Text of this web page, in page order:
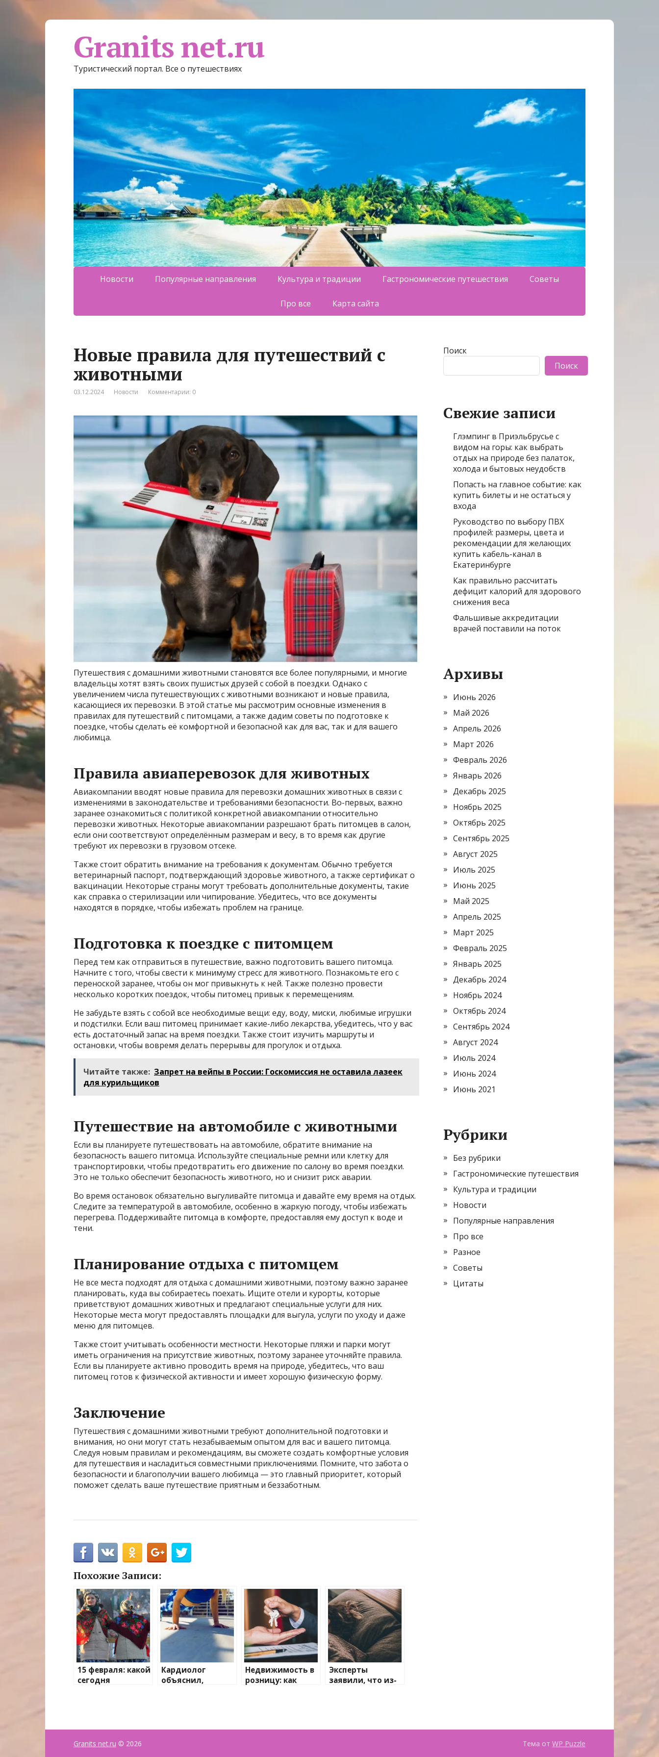
Granits net.ru
Туристический портал. Все о путешествиях
Новости Популярные направления Культура и традиции Гастрономические путешествия Советы
Про все Карта сайта
Новые правила для путешествий с
животными
03.12.2024 Новости Комментарии: 0
Путешествия с домашними животными становятся все более популярными, и многие
владельцы хотят взять своих пушистых друзей с собой в поездки. Однако с
увеличением числа путешествующих с животными возникают и новые правила,
касающиеся их перевозки. В этой статье мы рассмотрим основные изменения в
правилах для путешествий с питомцами, а также дадим советы по подготовке к
поездке, чтобы сделать её комфортной и безопасной как для вас, так и для вашего
любимца.
Правила авиаперевозок для животных
Авиакомпании вводят новые правила для перевозки домашних животных в связи с
изменениями в законодательстве и требованиями безопасности. Во-первых, важно
заранее ознакомиться с политикой конкретной авиакомпании относительно
перевозки животных. Некоторые авиакомпании разрешают брать питомцев в салон,
если они соответствуют определённым размерам и весу, в то время как другие
требуют их перевозки в грузовом отсеке.
Также стоит обратить внимание на требования к документам. Обычно требуется
ветеринарный паспорт, подтверждающий здоровье животного, а также сертификат о
вакцинации. Некоторые страны могут требовать дополнительные документы, такие
как справка о стерилизации или чипирование. Убедитесь, что все документы
находятся в порядке, чтобы избежать проблем на границе.
Подготовка к поездке с питомцем
Перед тем как отправиться в путешествие, важно подготовить вашего питомца.
Начните с того, чтобы свести к минимуму стресс для животного. Познакомьте его с
переноской заранее, чтобы он мог привыкнуть к ней. Также полезно провести
несколько коротких поездок, чтобы питомец привык к перемещениям.
Не забудьте взять с собой все необходимые вещи: еду, воду, миски, любимые игрушки
и подстилки. Если ваш питомец принимает какие-либо лекарства, убедитесь, что у вас
есть достаточный запас на время поездки. Также стоит изучить маршруты и
остановки, чтобы вовремя делать перерывы для прогулок и отдыха.
Читайте также: Запрет на вейпы в России: Госкомиссия не оставила лазеек
для курильщиков
Путешествие на автомобиле с животными
Если вы планируете путешествовать на автомобиле, обратите внимание на
безопасность вашего питомца. Используйте специальные ремни или клетку для
транспортировки, чтобы предотвратить его движение по салону во время поездки.
Это не только обеспечит безопасность животного, но и снизит риск аварии.
Во время остановок обязательно выгуливайте питомца и давайте ему время на отдых.
Следите за температурой в автомобиле, особенно в жаркую погоду, чтобы избежать
перегрева. Поддерживайте питомца в комфорте, предоставляя ему доступ к воде и
тени.
Планирование отдыха с питомцем
Не все места подходят для отдыха с домашними животными, поэтому важно заранее
планировать, куда вы собираетесь поехать. Ищите отели и курорты, которые
приветствуют домашних животных и предлагают специальные услуги для них.
Некоторые места могут предоставлять площадки для выгула, услуги по уходу и даже
меню для питомцев.
Также стоит учитывать особенности местности. Некоторые пляжи и парки могут
иметь ограничения на присутствие животных, поэтому заранее уточняйте правила.
Если вы планируете активно проводить время на природе, убедитесь, что ваш
питомец готов к физической активности и имеет хорошую физическую форму.
Заключение
Путешествия с домашними животными требуют дополнительной подготовки и
внимания, но они могут стать незабываемым опытом для вас и вашего питомца.
Следуя новым правилам и рекомендациям, вы сможете создать комфортные условия
для путешествия и насладиться совместными приключениями. Помните, что забота о
безопасности и благополучии вашего любимца — это главный приоритет, который
поможет сделать ваше путешествие приятным и беззаботным.
Похожие Записи:
15 февраля: какой
сегодня
Кардиолог
объяснил,
Недвижимость в
розницу: как
Эксперты
заявили, что из-
кожей
Поиск
Поиск
Свежие записи
Глэмпинг в Приэльбрусье с
видом на горы: как выбрать
отдых на природе без палаток,
холода и бытовых неудобств
Попасть на главное событие: как
купить билеты и не остаться у
входа
Руководство по выбору ПВХ
профилей: размеры, цвета и
рекомендации для желающих
купить кабель-канал в
Екатеринбурге
Как правильно рассчитать
дефицит калорий для здорового
снижения веса
Фальшивые аккредитации
врачей поставили на поток
Архивы
Июнь 2026
Май 2026
Апрель 2026
Март 2026
Февраль 2026
Январь 2026
Декабрь 2025
Ноябрь 2025
Октябрь 2025
Сентябрь 2025
Август 2025
Июль 2025
Июнь 2025
Май 2025
Апрель 2025
Март 2025
Февраль 2025
Январь 2025
Декабрь 2024
Ноябрь 2024
Октябрь 2024
Сентябрь 2024
Август 2024
Июль 2024
Июнь 2024
Июнь 2021
Рубрики
Без рубрики
Гастрономические путешествия
Культура и традиции
Новости
Популярные направления
Про все
Разное
Советы
Цитаты
Granits net.ru © 2026 Тема от WP Puzzle